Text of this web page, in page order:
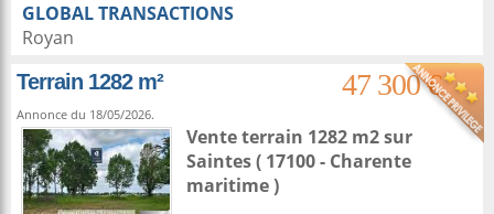
GLOBAL TRANSACTIONS
Royan
Terrain 1282 m²
47 300 €
Annonce du 18/05/2026.
Vente terrain 1282 m2sur
Saintes( 17100 - Charente
maritime )